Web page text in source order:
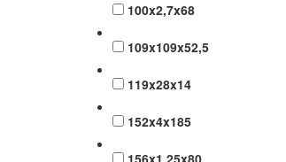
100x2,7x68
109x109x52,5
119x28x14
152x4x185